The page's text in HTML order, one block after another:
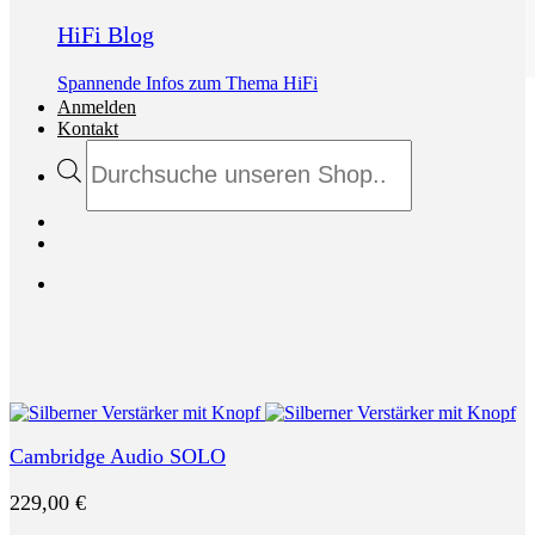
HiFi Blog
Spannende Infos zum Thema HiFi
Anmelden
Kontakt
search
Cambridge Audio SOLO
229,00 €